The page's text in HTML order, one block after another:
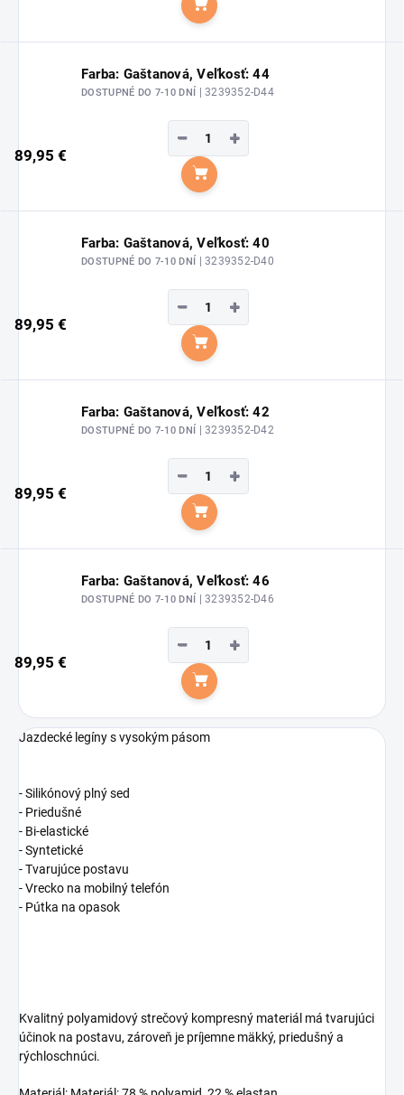
Do košíka
Farba: Gaštanová, Veľkosť: 44
DOSTUPNÉ DO 7-10 DNÍ | 3239352-D44
89,95 €
+
−
Do košíka
Farba: Gaštanová, Veľkosť: 40
DOSTUPNÉ DO 7-10 DNÍ | 3239352-D40
89,95 €
+
−
Do košíka
Farba: Gaštanová, Veľkosť: 42
DOSTUPNÉ DO 7-10 DNÍ | 3239352-D42
89,95 €
+
−
Do košíka
Farba: Gaštanová, Veľkosť: 46
DOSTUPNÉ DO 7-10 DNÍ | 3239352-D46
89,95 €
+
−
Do košíka
Jazdecké legíny s vysokým pásom
- Silikónový plný sed
- Priedušné
- Bi-elastické
- Syntetické
- Tvarujúce postavu
- Vrecko na mobilný telefón
- Pútka na opasok
Kvalitný polyamidový strečový kompresný materiál má tvarujúci
účinok na postavu, zároveň je príjemne mäkký, priedušný a
rýchloschnúci.